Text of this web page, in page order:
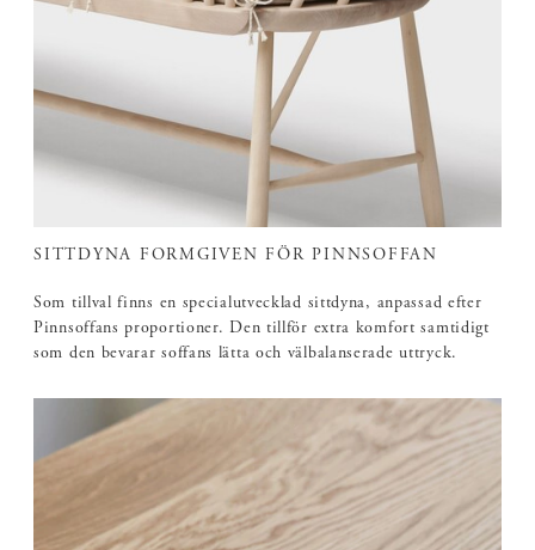
SITTDYNA FORMGIVEN FÖR PINNSOFFAN
Som tillval finns en specialutvecklad sittdyna, anpassad efter
Pinnsoffans proportioner. Den tillför extra komfort samtidigt
som den bevarar soffans lätta och välbalanserade uttryck.